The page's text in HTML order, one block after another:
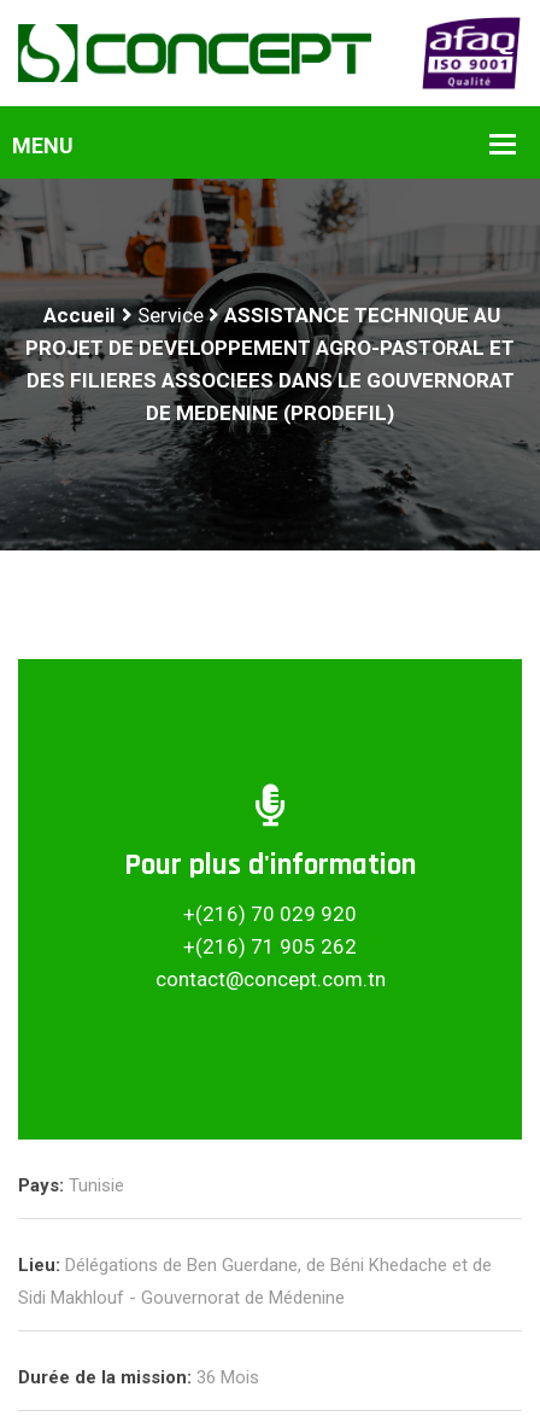
Accueil Service
ASSISTANCE TECHNIQUE AU
PROJET DE DEVELOPPEMENT AGRO-PASTORAL ET
DES FILIERES ASSOCIEES DANS LE GOUVERNORAT
DE MEDENINE (PRODEFIL)
Pour plus d'information
+(216) 70 029 920
+(216) 71 905 262
contact@concept.com.tn
Partager ce projet
Pays: Tunisie
Lieu: Délégations de Ben Guerdane, de Béni Khedache et de
Sidi Makhlouf - Gouvernorat de Médenine
Durée de la mission: 36 Mois